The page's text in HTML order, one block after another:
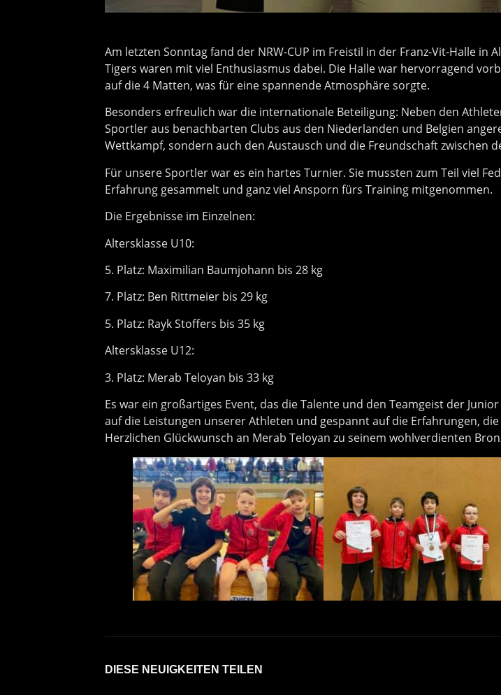
Am letzten Sonntag fand der NRW-CUP im Freistil in der Franz-Vit-Halle in
Tigers waren mit viel Enthusiasmus dabei. Die Halle war hervorragend
auf die 4 Matten, was für eine spannende Atmosphäre sorgte.
Besonders erfreulich war die internationale Beteiligung: Neben den
Sportler aus benachbarten Clubs aus den Niederlanden und Belgien
Wettkampf, sondern auch den Austausch und die Freundschaft zwischen
Für unsere Sportler war es ein hartes Turnier. Sie mussten zum Teil viel
Erfahrung gesammelt und ganz viel Ansporn fürs Training mitgenommen.
Die Ergebnisse im Einzelnen:
Altersklasse U10:
5. Platz: Maximilian Baumjohann bis 28 kg
7. Platz: Ben Rittmeier bis 29 kg
5. Platz: Rayk Stoffers bis 35 kg
Altersklasse U12:
3. Platz: Merab Teloyan bis 33 kg
Es war ein großartiges Event, das die Talente und den Teamgeist der
auf die Leistungen unserer Athleten und gespannt auf die Erfahrungen,
Herzlichen Glückwunsch an Merab Teloyan zu seinem wohlverdienten
DIESE NEUIGKEITEN TEILEN